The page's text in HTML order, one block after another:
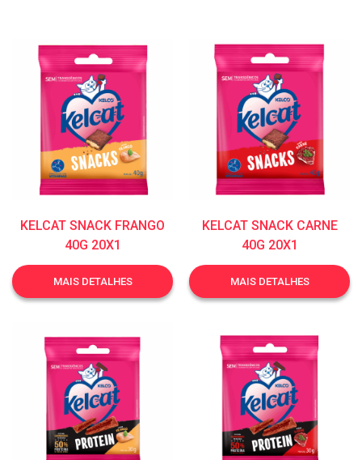
KELCAT SNACK FRANGO
40G 20X1
MAIS DETALHES
KELCAT SNACK CARNE
40G 20X1
MAIS DETALHES